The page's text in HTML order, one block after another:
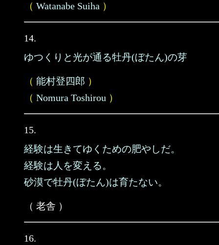
（ Watanabe Suiha ）
14.
ゆつくりと光が通る牡丹(ぼたん)の芽
（ 能村登四郎 ）
（ Nomura Toshirou ）
15.
経験は生きてゆくための肥やしだ。
経験は人を変える。
砂漠で牡丹(ぼたん)は育たない。
（ 老舎 ）
16.